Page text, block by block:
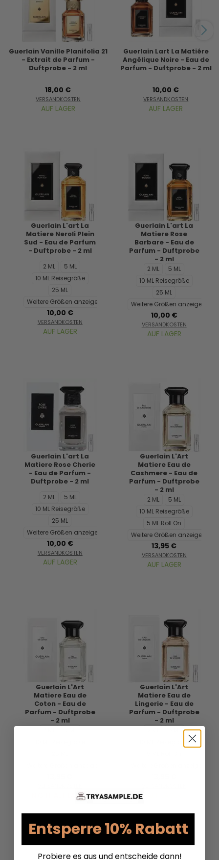
Guerlain Vanille Planifolia 21
- Extrait de Parfum -
Duftprobe - 2 ml
18,00 €
VERSANDKOSTEN
AUF LAGER
Guerlain Lart La Matiére
Angélique Noire - Eau de
Parfum - Duftprobe - 2 ml
10,00 €
VERSANDKOSTEN
AUF LAGER
Guerlain L'art La
Matiere Neroli Plein
Sud - Eau de Parfum
- Duftprobe - 2 ml
2 ML
5 ML
10 ML Reisegröße
25 ML
Weitere Größen anzeigen...
10,00 €
VERSANDKOSTEN
AUF LAGER
Guerlain L'art La
Matiere Rose
Barbare - Eau de
Parfum - Duftprobe
- 2 ml
2 ML
5 ML
10 ML Reisegröße
25 ML
Weitere Größen anzeigen...
10,00 €
VERSANDKOSTEN
AUF LAGER
Guerlain L'art La
Matiere Rose Cherie
- Eau de Parfum -
Duftprobe - 2 ml
2 ML
5 ML
10 ML Reisegröße
25 ML
Weitere Größen anzeigen...
10,00 €
VERSANDKOSTEN
AUF LAGER
Guerlain L'Art
Matiere Eau de
Cashmere - Eau de
Parfum - Duftprobe
- 2 ml
2 ML
5 ML
10 ML Reisegröße
5 ML Roll On
Weitere Größen anzeigen...
13,95 €
VERSANDKOSTEN
AUF LAGER
Guerlain L'Art
Matiere Eau de
Coton - Eau de
Parfum - Duftprobe
- 2 ml
NICHT AUF LAGER
Guerlain L'Art
Matiere Eau de
Lingerie - Eau de
Parfum - Duftprobe
- 2 ml
10 ML Reisegröße
Entsperre 10% Rabatt
Probiere es aus und entscheide dann!